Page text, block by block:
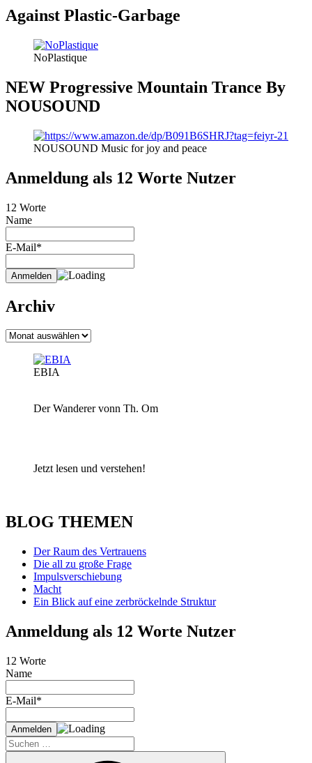
Against Plastic-Garbage
NoPlastique
NEW Progressive Mountain Trance By
NOUSOUND
NOUSOUND Music for joy and peace
Anmeldung als 12 Worte Nutzer
12 Worte
Name
E-Mail*
Archiv
Archiv
EBIA
Der Wanderer vonn Th. Om
Jetzt lesen und verstehen!
BLOG THEMEN
Der Raum des Vertrauens
Die all zu große Frage
Impulsverschiebung
Macht
Ein Blick auf eine zerbröckelnde Struktur
Anmeldung als 12 Worte Nutzer
12 Worte
Name
E-Mail*
Suche
nach: